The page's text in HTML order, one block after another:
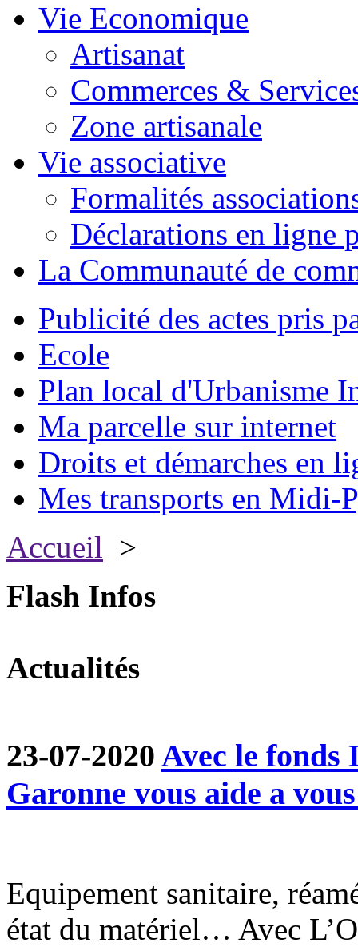
Vie Economique
Artisanat
Commerces &
Zone artisanale
Vie associative
Formalités
Déclarations en ligne
La Communauté de
Publicité des actes pris
Ecole
Plan local d'Urbanisme
Ma parcelle sur internet
Droits et démarches en
Mes transports en Midi-
Accueil >
Flash Infos
Actualités
23-07-2020 Avec le
Garonne vous aide a
Equipement sanitaire,
état du matériel… Avec